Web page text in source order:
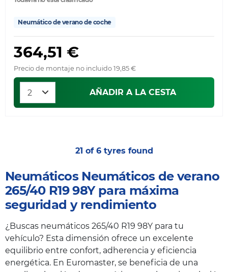
Neumático de verano de coche
364,51 €
Precio de montaje no incluido 19,85 €
AÑADIR A LA CESTA
21 of 6 tyres found
Neumáticos Neumáticos de verano
265/40 R19 98Y para máxima
seguridad y rendimiento
¿Buscas neumáticos 265/40 R19 98Y para tu
vehículo? Esta dimensión ofrece un excelente
equilibrio entre confort, adherencia y eficiencia
energética. En Euromaster, se beneficia de una